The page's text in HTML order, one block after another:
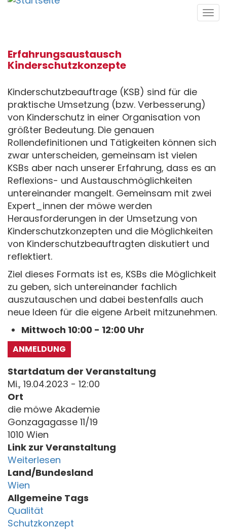
Direkt
Erfahrungsaustausch
Kinderschutzkonzepte
Kinderschutzbeauftrage (KSB) sind für die
praktische Umsetzung (bzw. Verbesserung)
von Kinderschutz in einer Organisation von
größter Bedeutung. Die genauen
Rollendefinitionen und Tätigkeiten können sich
zwar unterscheiden, gemeinsam ist vielen
KSBs aber nach unserer Erfahrung, dass es an
Reflexions- und Austauschmöglichkeiten
untereinander mangelt. Gemeinsam mit zwei
Expert_innen der möwe werden
Herausforderungen in der Umsetzung von
Kinderschutzkonzepten und die Möglichkeiten
von Kinderschutzbeauftragten diskutiert und
reflektiert.
Ziel dieses Formats ist es, KSBs die Möglichkeit
zu geben, sich untereinander fachlich
auszutauschen und dabei bestenfalls auch
neue Ideen für die eigene Arbeit mitzunehmen.
Mittwoch 10:00 - 12:00 Uhr
ANMELDUNG
Startdatum der Veranstaltung
Mi., 19.04.2023 - 12:00
Ort
die möwe Akademie
Gonzagagasse 11/19
1010 Wien
Link zur Veranstaltung
Weiterlesen
Land/Bundesland
Wien
Allgemeine Tags
Qualität
Schutzkonzept